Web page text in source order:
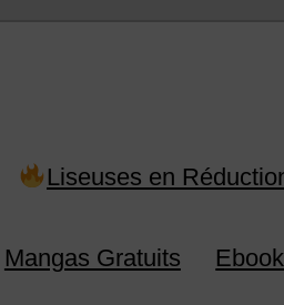
Kobo,
Liseuses en
Mangas Gratuits